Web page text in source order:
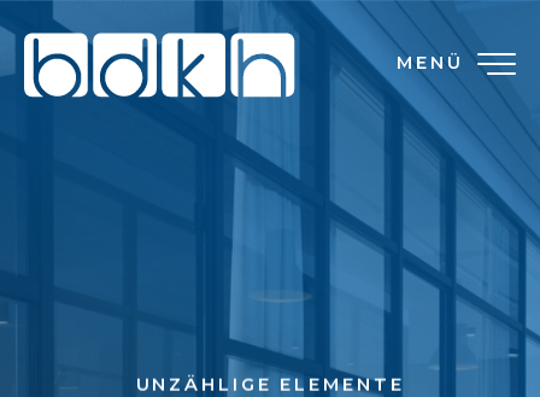
MENÜ
UNZÄHLIGE ELEMENTE